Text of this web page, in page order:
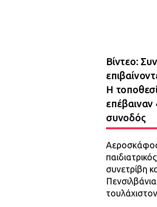
Βίντεο:
Η
επέβαιναν
συνοδός
Αεροσκάφος
συνετρίβη